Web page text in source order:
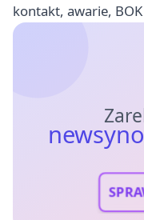
kontakt, awarie, BOK